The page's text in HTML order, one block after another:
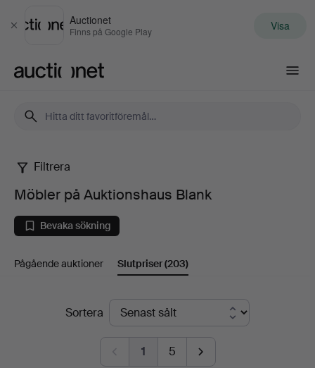
Stäng
Auctionet
Finns på Google Play Visa
Möbler
på
Auktionshaus
Blank
Filtrera
Möbler på Auktionshaus Blank
Bevaka sökning
Pågående auktioner Slutpriser(203)
SlutpriserSortera
1 5